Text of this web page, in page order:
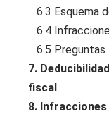
6.3 Esquema
6.4
6.5
7.
fiscal
8.